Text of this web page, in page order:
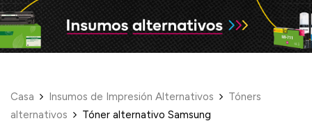
Casa Insumos de Impresión Alternativos
Tóners
alternativos
Tóner alternativo Samsung